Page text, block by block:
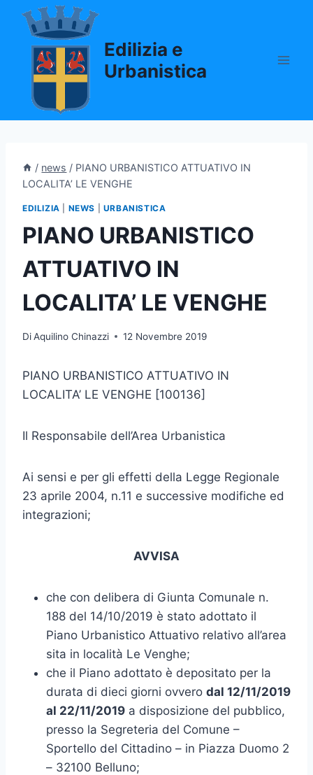
Salta
contenuto
Edilizia e
Urbanistica
/ news / PIANO URBANISTICO ATTUATIVO IN
LOCALITA’ LE VENGHE
EDILIZIA NEWS URBANISTICA
PIANO URBANISTICO
ATTUATIVO IN
LOCALITA’ LE VENGHE
DiAquilino Chinazzi 12 Novembre 2019
PIANO URBANISTICO ATTUATIVO IN
LOCALITA’ LE VENGHE [100136]
Il Responsabile dell’Area Urbanistica
Ai sensi e per gli effetti della Legge Regionale
23 aprile 2004, n.11 e successive modifiche ed
integrazioni;
AVVISA
che con delibera di Giunta Comunale n.
188 del 14/10/2019 è stato adottato il
Piano Urbanistico Attuativo relativo all’area
sita in località Le Venghe;
che il Piano adottato è depositato per la
durata di dieci giorni ovvero dal 12/11/2019
al 22/11/2019 a disposizione del pubblico,
presso la Segreteria del Comune –
Sportello del Cittadino – in Piazza Duomo 2
– 32100 Belluno;